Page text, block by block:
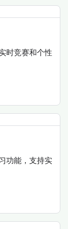
时竞赛和个性
功能，支持实